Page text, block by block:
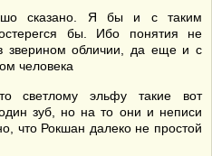
сказано. Я бы и с таким
бы. Ибо понятия не
зверином обличии, да еще и с
человека
светлому эльфу такие вот
зуб, но на то они и неписи
что Рокшан далеко не простой